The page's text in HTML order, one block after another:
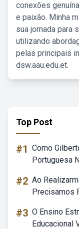
conexões
e paixão. Minha
sua jornada para
utilizando
pelas principais
dsw.aau.edu.et.
Top Post
#1 Como
Portuguesa
#2 Ao
Precisamos
#3 O Ensino
Educacional